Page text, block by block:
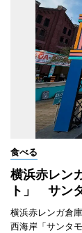
食べる
横浜赤レン
ト」 サン
横浜赤レンガ倉
西海岸「サンタ